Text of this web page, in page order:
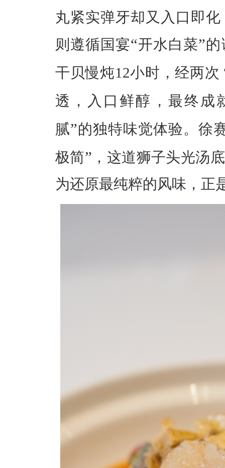
丸紧实弹牙却又入口即
则遵循国宴“开水白菜”
干贝慢炖12小时，经两次
透，入口鲜醇，最终成
腻”的独特味觉体验。徐
极简” ，这道狮子头光汤
为还原最纯粹的风味，正